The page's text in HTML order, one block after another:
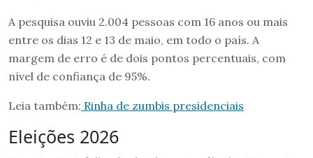
A pesquisa ouviu 2.004 pessoas com 16 anos ou mais
entre os dias 12 e 13 de maio, em todo o país. A
margem de erro é de dois pontos percentuais, com
nível de confiança de 95%.
Leia também: Rinha de zumbis presidenciais
Eleições 2026